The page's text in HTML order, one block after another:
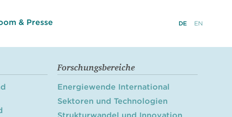
& Presse DE EN
Forschungsbereiche
Energiewende International
Sektoren und Technologien
Strukturwandel und Innovation